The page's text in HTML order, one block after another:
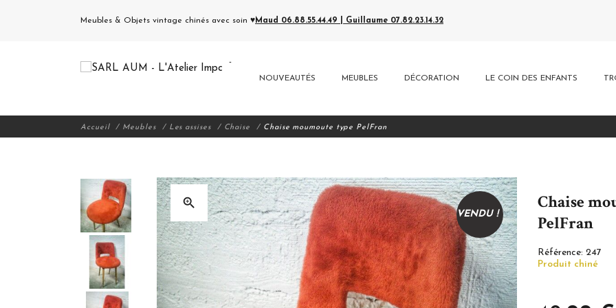
Meubles & Objets vintage chinés avec soin ♥Maud 06.88.55.44.49 | Guillaume 07.82.23.14.32
NOUVEAUTÉS MEUBLES DÉCORATION LE COIN DES ENFANTS
Accueil Meubles Les assises Chaise Chaise moumoute type PelFran
zoom_in
VENDU !
Chaise
PelFran
Référence: 247
Produit chiné